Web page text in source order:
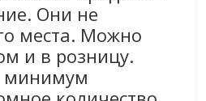
Они не
места. Можно
и в розницу.
минимум